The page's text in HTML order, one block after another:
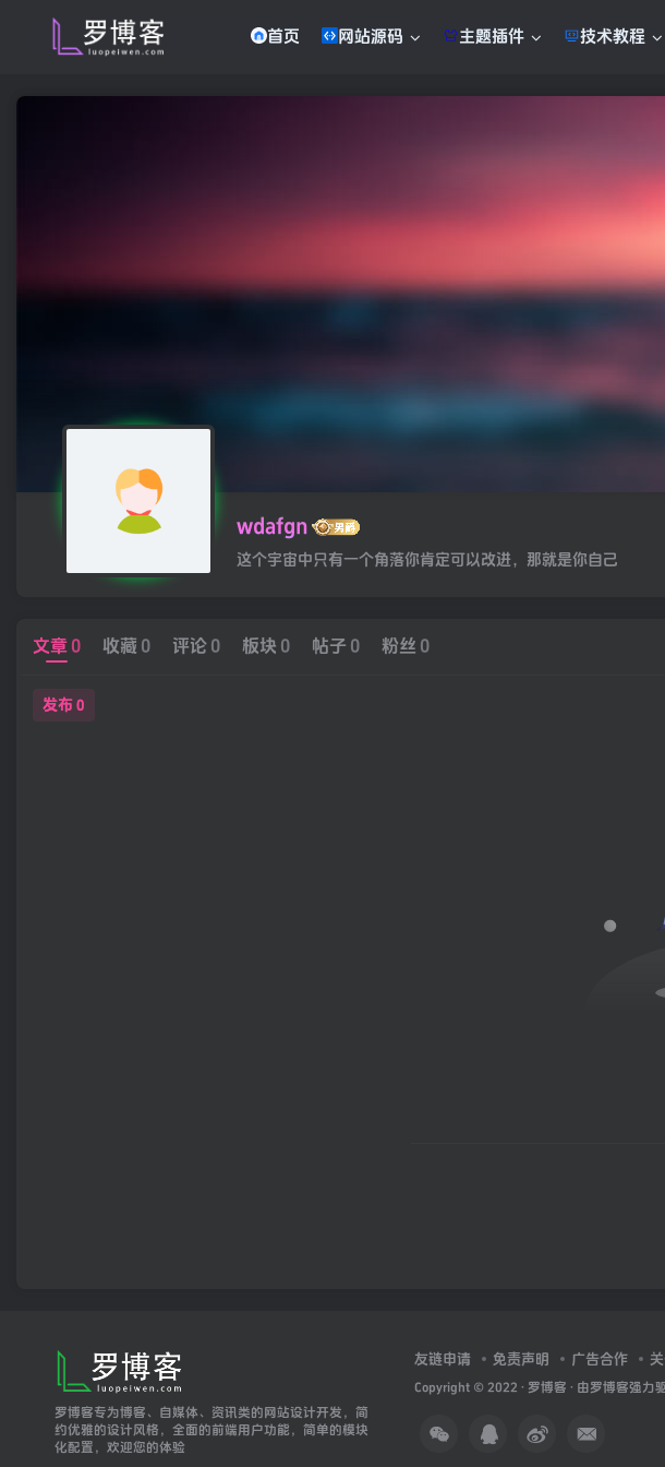
首页 网站源码 主题插件 技术教程
wdafgn
这个宇宙中只有一个角落你肯定可以改进，那就是你自己
文章0 收藏 0 评论 0 板块 0 帖子 0 粉丝 0
发布 0
罗博客专为博客、自媒体、资讯类的网站设计开发，简
约优雅的设计风格，全面的前端用户功能，简单的模块
化配置，欢迎您的体验
友链申请 免责声明 广告合作
Copyright © 2022 · 罗博客 · 由罗博客强力